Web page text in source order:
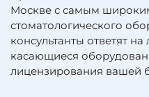
Москве с самым
стоматологического
консультанты ответят
касающиеся
лицензирования вашей